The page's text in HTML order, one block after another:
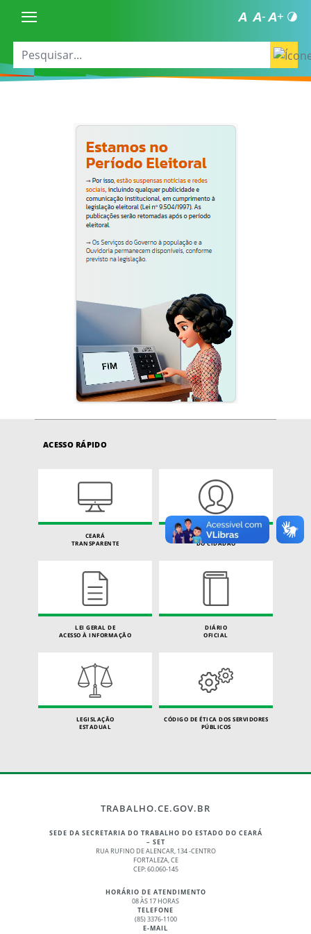
ACESSO RÁPIDO
CEARÁ
TRANSPARENTE
CARTA DE SERVIÇOS
DO CIDADÃO
LEI GERAL DE
ACESSO À INFORMAÇÃO
DIÁRIO
OFICIAL
LEGISLAÇÃO
ESTADUAL
CÓDIGO DE ÉTICA DOS SERVIDORES
PÚBLICOS
TRABALHO.CE.GOV.BR
SEDE DA SECRETARIA DO TRABALHO DO ESTADO DO CEARÁ
– SET
RUA RUFINO DE ALENCAR, 134 -CENTRO
FORTALEZA, CE
CEP: 60.060-145
HORÁRIO DE ATENDIMENTO
08 ÀS 17 HORAS
TELEFONE
(85) 3376-1100
E-MAIL